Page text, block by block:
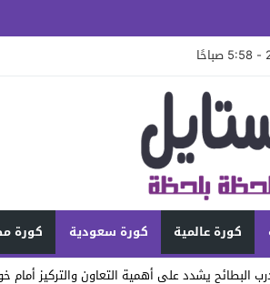
كورة عالمية كورة سعودية كورة
البطائح يشدد على أهمية التعاون والتركيز أمام